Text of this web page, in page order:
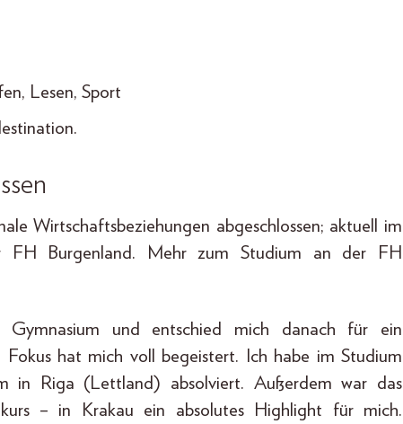
Lesen, Sport
Wirtschaftsbeziehungen abgeschlossen; aktuell im
FH Burgenland. Mehr zum Studium an der FH
und entschied mich danach für ein
hat mich voll begeistert. Ich habe im Studium
in Riga (Lettland) absolviert. Außerdem war das
– in Krakau ein absolutes Highlight für mich.